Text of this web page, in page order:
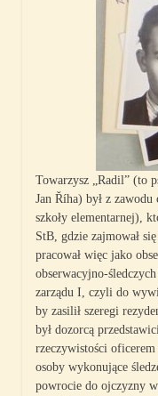
Towarzysz „Radil” (to
Jan Říha) był z
szkoły elementarnej),
StB, gdzie zajmował
pracował więc jako
obserwacyjno-
zarządu I, czyli do
by zasilił szeregi
był dozorcą
rzeczywistości
osoby wykonujące
powrocie do ojczyzny